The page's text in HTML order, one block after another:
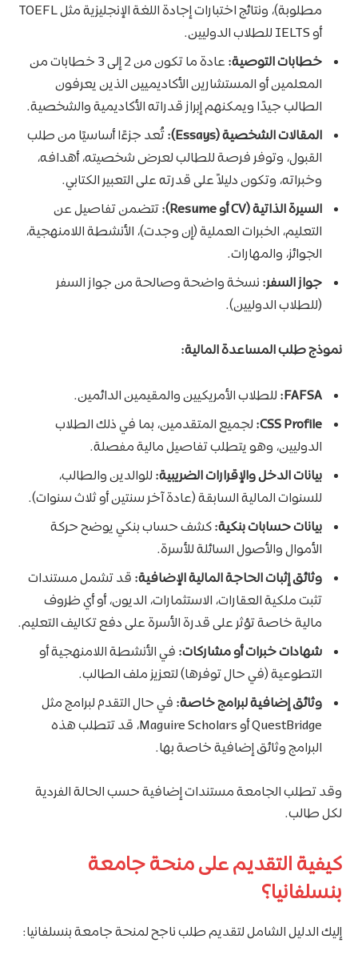
مطلوبة)، ونتائج اختبارات إجادة اللغة الإنجليزية مثل TOEFL
أو IELTS للطلاب الدوليين.
خطابات التوصية:
عادة ما تكون من 2 إلى 3 خطابات من
المعلمين أو المستشارين الأكاديميين الذين يعرفون
الطالب جيدًا ويمكنهم إبراز قدراته الأكاديمية والشخصية.
المقالات الشخصية (Essays):
تُعد جزءًا أساسيًا من طلب
القبول، وتوفر فرصة للطالب لعرض شخصيته، أهدافه،
وخبراته، وتكون دليلاً على قدرته على التعبير الكتابي.
السيرة الذاتية (CV أو Resume):
تتضمن تفاصيل عن
التعليم، الخبرات العملية (إن وجدت)، الأنشطة اللامنهجية،
الجوائز، والمهارات.
جواز السفر: نسخة واضحة وصالحة من جواز السفر
(للطلاب الدوليين).
نموذج طلب المساعدة المالية:
FAFSA: للطلاب الأمريكيين والمقيمين الدائمين.
CSS Profile: لجميع المتقدمين، بما في ذلك الطلاب
الدوليين، وهو يتطلب تفاصيل مالية مفصلة.
بيانات الدخل والإقرارات الضريبية: للوالدين والطالب،
للسنوات المالية السابقة (عادة آخر سنتين أو ثلاث سنوات).
بيانات حسابات بنكية:كشف حساب بنكي يوضح حركة
الأموال والأصول السائلة للأسرة.
وثائق إثبات الحاجة المالية الإضافية: قد تشمل مستندات
تثبت ملكية العقارات، الاستثمارات، الديون، أو أي ظروف
مالية خاصة تؤثر على قدرة الأسرة على دفع تكاليف التعليم.
شهادات خبرات أو مشاركات: في الأنشطة اللامنهجية أو
التطوعية (في حال توفرها) لتعزيز ملف الطالب.
وثائق إضافية لبرامج خاصة: في حال التقدم لبرامج مثل
QuestBridge أو Maguire Scholars، قد تتطلب هذه
البرامج وثائق إضافية خاصة بها.
وقد تطلب الجامعة مستندات إضافية حسب الحالة الفردية
لكل طالب.
كيفية التقديم على منحة جامعة
بنسلفانيا؟
إليك الدليل الشامل لتقديم طلب ناجح لمنحة جامعة بنسلفانيا: